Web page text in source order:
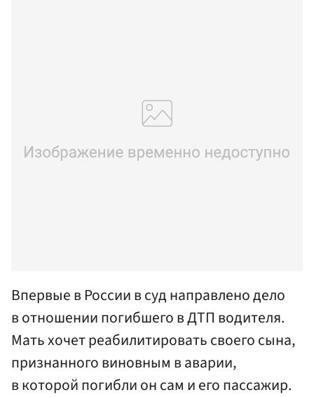
Впервые в России в суд направлено дело
в отношении погибшего в ДТП водителя.
Мать хочет реабилитировать своего сына,
признанного виновным в аварии,
в которой погибли он сам и его пассажир.